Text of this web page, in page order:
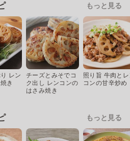
もっと見る
レン
き
チーズとみそでコ
ク出し レンコンの
はさみ焼き
照り旨 牛肉と
コンの甘辛炒め
もっと見る